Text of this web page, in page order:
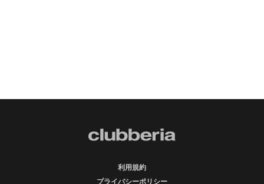
利用規約
プライバシーポリシー